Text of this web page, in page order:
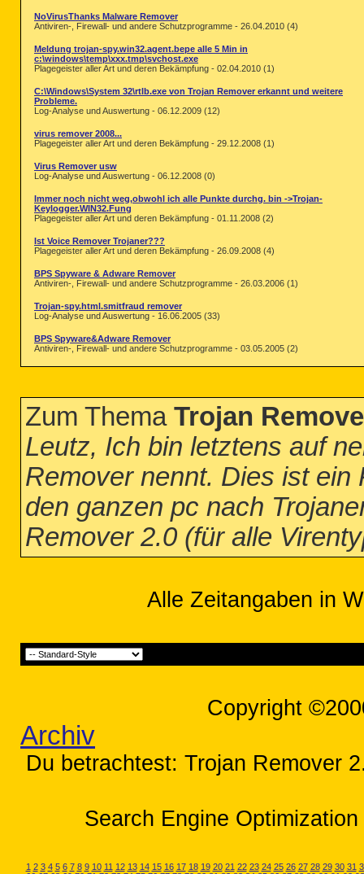
NoVirusThanks Malware Remover
Antiviren-, Firewall- und andere Schutzprogramme - 26.04.2010 (4)
Meldung trojan-spy.win32.agent.bepe alle 5 Min in
c:\windows\temp\xxx.tmp\svchost.exe
Plagegeister aller Art und deren Bekämpfung - 02.04.2010 (1)
C:\Windows\System 32\rtlb.exe von Trojan Remover erkannt und weitere
Probleme.
Log-Analyse und Auswertung - 06.12.2009 (12)
virus remover 2008...
Plagegeister aller Art und deren Bekämpfung - 29.12.2008 (1)
Virus Remover usw
Log-Analyse und Auswertung - 06.12.2008 (0)
Immer noch nicht weg,obwohl ich alle Punkte durchg. bin ->Trojan-
Keylogger.WIN32.Fung
Plagegeister aller Art und deren Bekämpfung - 01.11.2008 (2)
Ist Voice Remover Trojaner???
Plagegeister aller Art und deren Bekämpfung - 26.09.2008 (4)
BPS Spyware & Adware Remover
Antiviren-, Firewall- und andere Schutzprogramme - 26.03.2006 (1)
Trojan-spy.html.smitfraud remover
Log-Analyse und Auswertung - 16.06.2005 (33)
BPS Spyware&Adware Remover
Antiviren-, Firewall- und andere Schutzprogramme - 03.05.2005 (2)
Zum Thema Trojan
Leutz, Ich bin letztens auf
Remover nennt. Dies ist ein
den ganzen pc nach
Remover 2.0 (für alle
Alle Zeitangaben in
Copyright
Archiv
Du betrachtest: Trojan Remover
Search Engine
1 2 3 4 5 6 7 8 9 10 11 12 13 14 15 16 17 18 19 20 21 22 23 24 25 26 27 28 29 30 31